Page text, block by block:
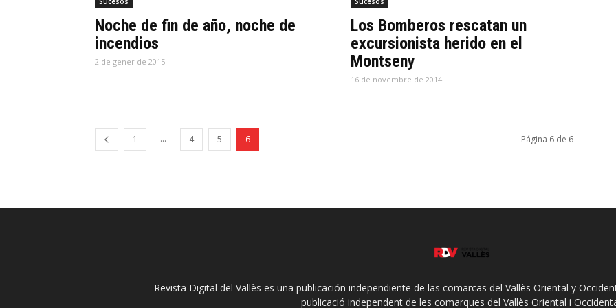
Noche de fin de año, noche de
incendios
2 de gener de 2015
Los Bomberos rescatan un
excursionista herido en el
Montseny
16 de novembre de 2014
1 ... 4 5 6 Página 6 de 6
Revista Digital del Vallès es una publicación independiente de las comarcas del Vallès Oriental y
publicació independent de les comarques del Vallès Oriental i